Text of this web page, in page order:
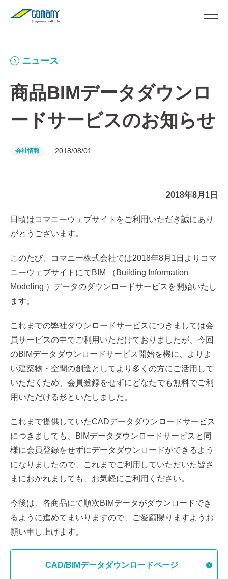
ニュース
商品BIMデータダウンロ
ードサービスのお知らせ
会社情報 2018/08/01
2018年8月1日
日頃はコマニーウェブサイトをご利用いただき誠にあり
がとうございます。
このたび、コマニー株式会社では2018年8月1日よりコマ
ニーウェブサイトにてBIM （Building Information
Modeling ）データのダウンロードサービスを開始いたし
ます。
これまでの弊社ダウンロードサービスにつきましては会
員サービスの中でご利用いただけておりましたが、今回
のBIMデータダウンロードサービス開始を機に、よりよ
い建築物・空間の創造としてより多くの方にご活用して
いただくため、会員登録をせずにどなたでも無料でご利
用いただける形といたしました。
これまで提供していたCADデータダウンロードサービス
につきましても、BIMデータダウンロードサービスと同
様に会員登録をせずにデータダウンロードができるよう
になりましたので、これまでご利用していただいた皆さ
まにおかれましても、お気軽にご利用ください。
今後は、各商品にて順次BIMデータがダウンロードでき
るように進めてまいりますので、ご愛顧賜りますようお
願い申し上げます。
CAD/BIMデータダウンロードページ